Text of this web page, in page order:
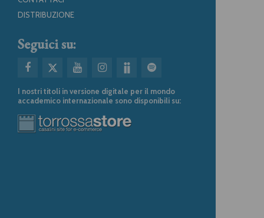
DISTRIBUZIONE
Seguici su:
I nostri titoli in versione digitale per il mondo
accademico internazionale sono disponibili su: